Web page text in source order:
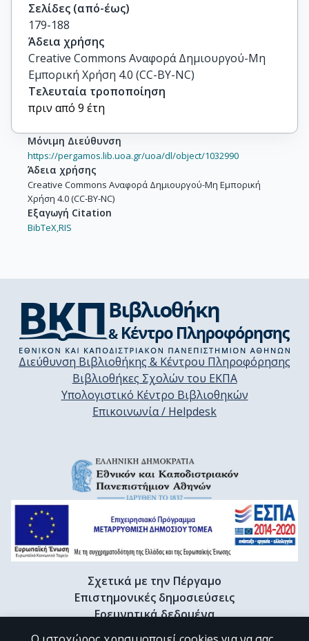
Σελίδες (από-έως)
179-188
Άδεια χρήσης
Creative Commons Αναφορά Δημιουργού-Μη
Εμπορική Χρήση 4.0 (CC-BY-NC)
Τελευταία τροποποίηση
πριν από 9 έτη
Μόνιμη Διεύθυνση
https://pergamos.lib.uoa.gr/uoa/dl/object/1032990
Άδεια χρήσης
Creative Commons Αναφορά Δημιουργού-Μη Εμπορική
Χρήση 4.0 (CC-BY-NC)
Εξαγωγή Citation
BibTeX,RIS
Διεύθυνση Βιβλιοθήκης & Κέντρου Πληροφόρησης
Βιβλιοθήκες Σχολών του ΕΚΠΑ
Υπολογιστικό Κέντρο Βιβλιοθηκών
Επικοινωνία / Helpdesk
Σχετικά με την Πέργαμο
Επιστημονικές δημοσιεύσεις
Ερευνητικά δεδομένα
Διδακτορικές διατριβές & Γκρίζα βιβλιογραφία